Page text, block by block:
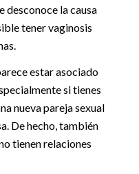
desconoce la causa
tener vaginosis
estar asociado
si tienes
nueva pareja sexual
De hecho, también
tienen relaciones